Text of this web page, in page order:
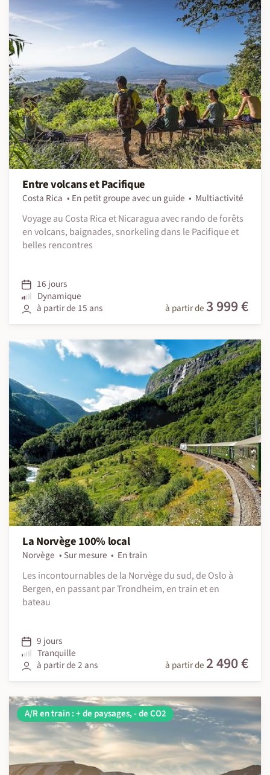
Entre volcans et Pacifique
Costa Rica En petit groupe avec un guide
Multiactivité
Voyage au Costa Rica et Nicaragua avec rando de forêts
en volcans, baignades, snorkeling dans le Pacifique et
belles rencontres
16 jours
Dynamique
à partir de 15 ans
à partir de 3 999 €
La Norvège 100% local
Norvège Sur mesure
En train
Les incontournables de la Norvège du sud, de Oslo à
Bergen, en passant par Trondheim, en train et en
bateau
9 jours
Tranquille
à partir de 2 ans
à partir de 2 490 €
A/R en train : + de paysages, - de CO2